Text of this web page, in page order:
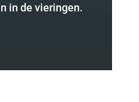
in de vieringen.